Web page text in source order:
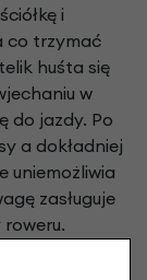
i
co trzymać
huśta się
w
do jazdy. Po
a dokładniej
uniemożliwia
zasługuje
święty spokój